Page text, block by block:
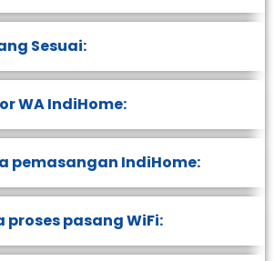
Sesuai:
WA IndiHome:
pemasangan IndiHome:
proses pasang WiFi: